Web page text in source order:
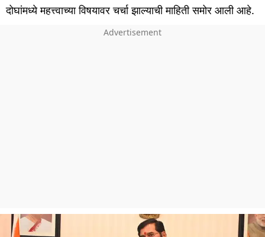
दोघांमध्ये महत्त्वाच्या विषयावर चर्चा झाल्याची माहिती समोर आली आहे.